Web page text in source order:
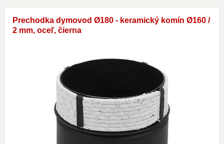
Prechodka dymovod Ø180 - keramický komín Ø160 /
2 mm, oceľ, čierna